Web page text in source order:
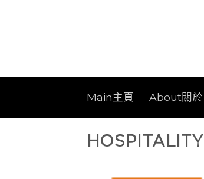
Main主頁 About關於
HOSPITALITY